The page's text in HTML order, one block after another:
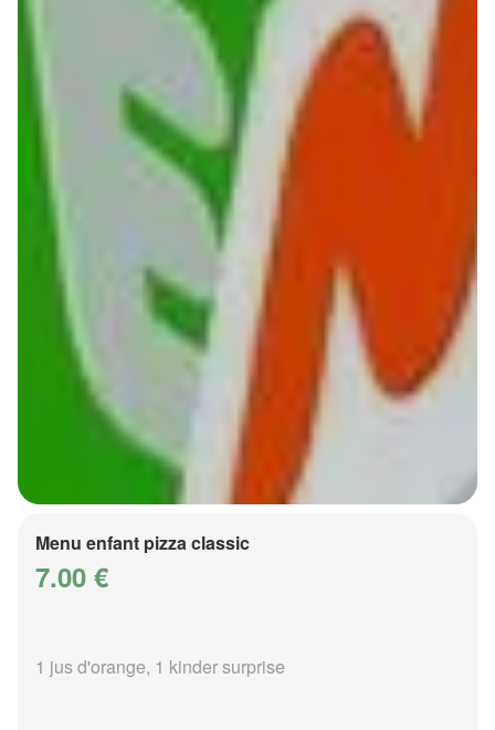
Menu enfant pizza classic
7.00 €
1 jus d'orange, 1 kinder surprise